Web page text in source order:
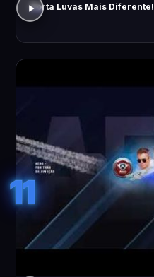
Porta Luvas Mais Diferente!
11